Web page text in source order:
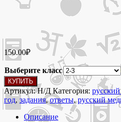
150.00₽
Выберите класс
Количество
товара
Конкурс
Русский
Медвежонок
КУПИТЬ
Артикул:Н/Д Категория:
год, задания,ответы,русский
Описание